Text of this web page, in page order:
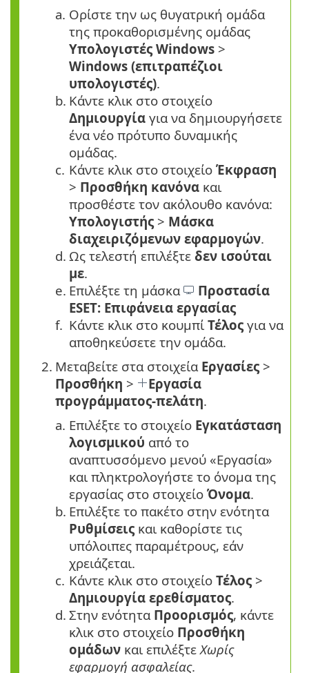
a. Ορίστε την ως θυγατρική ομάδα
της προκαθορισμένης ομάδας
Υπολογιστές Windows >
Windows (επιτραπέζιοι
υπολογιστές).
b. Κάντε κλικ στο στοιχείο
Δημιουργία για να δημιουργήσετε
ένα νέο πρότυπο δυναμικής
ομάδας.
c. Κάντε κλικ στο στοιχείο Έκφραση
> Προσθήκη κανόνα και
προσθέστε τον ακόλουθο κανόνα:
Υπολογιστής > Μάσκα
διαχειριζόμενων εφαρμογών.
d. Ως τελεστή επιλέξτε δεν ισούται
με.
e. Επιλέξτε τη μάσκα
Προστασία
ESET: Επιφάνεια εργασίας
f. Κάντε κλικ στο κουμπί Τέλος για να
αποθηκεύσετε την ομάδα.
2. Μεταβείτε στα στοιχεία Εργασίες >
Προσθήκη >
Εργασία
προγράμματος-πελάτη.
a. Επιλέξτε το στοιχείο Εγκατάσταση
λογισμικού από το
αναπτυσσόμενο μενού «Εργασία»
και πληκτρολογήστε το όνομα της
εργασίας στο στοιχείο Όνομα.
b. Επιλέξτε το πακέτο στην ενότητα
Ρυθμίσεις και καθορίστε τις
υπόλοιπες παραμέτρους, εάν
χρειάζεται.
c. Κάντε κλικ στο στοιχείο Τέλος >
Δημιουργία ερεθίσματος.
d. Στην ενότητα Προορισμός, κάντε
κλικ στο στοιχείο Προσθήκη
ομάδων και επιλέξτεΧωρίς
εφαρμογή ασφαλείας.